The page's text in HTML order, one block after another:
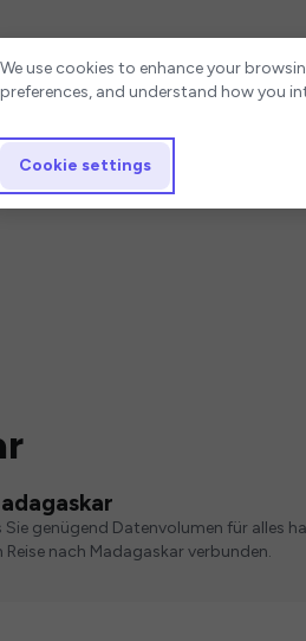
genügend Datenvolumen für alles
nach Madagaskar verbunden.
Cookie settings
We use cookies to enhance your
preferences, and understand how you
Cookie settings